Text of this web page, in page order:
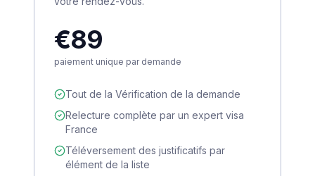
€89
paiement unique par demande
Tout de la Vérification de la demande
Relecture complète par un expert visa
France
Téléversement des justificatifs par
élément de la liste